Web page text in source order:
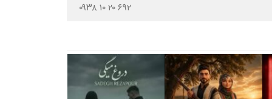
۰۹۳۸ ۱۰ ۲۰ ۶۹۲